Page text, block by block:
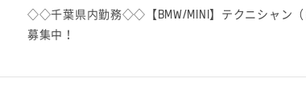
◇◇千葉県内勤務◇◇【BMW/MINI】テクニシャン（
募集中！